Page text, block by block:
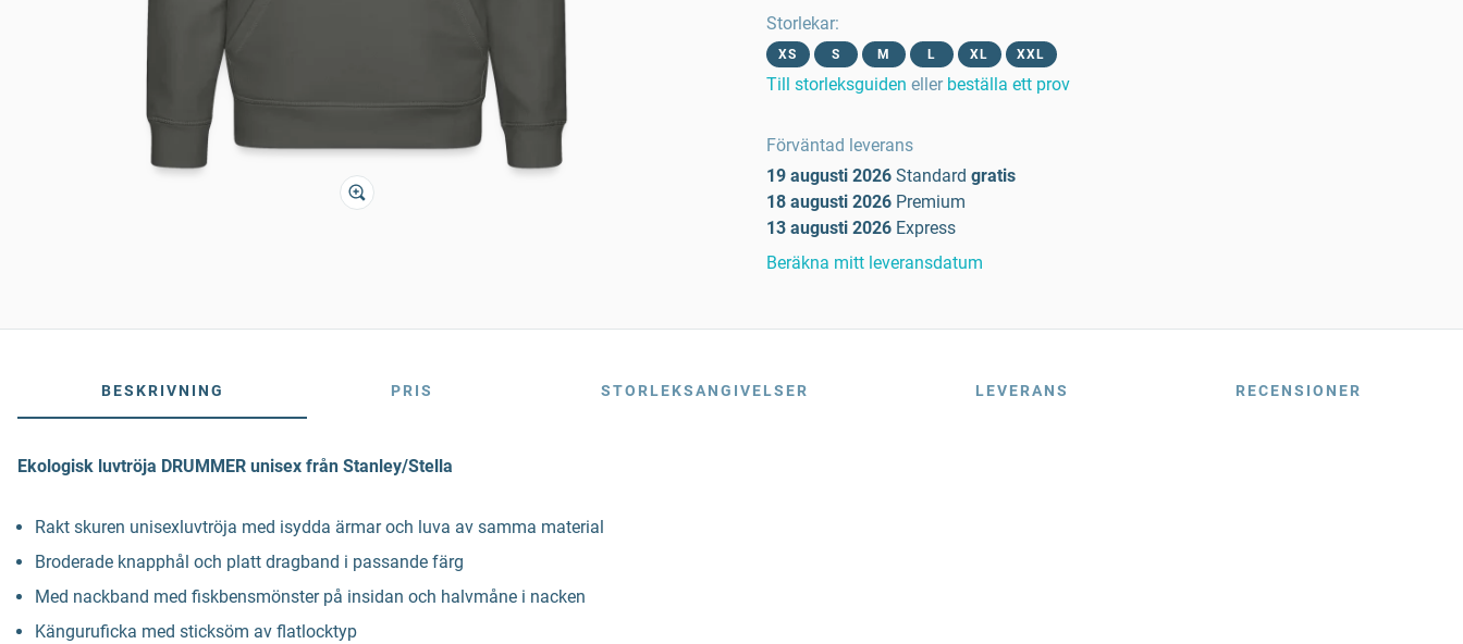
Storlekar:
XS S M L XL XXL
Till storleksguiden eller beställa ett prov
Förväntad leverans
19 augusti 2026 Standard gratis
18 augusti 2026 Premium
13 augusti 2026 Express
Beräkna mitt leveransdatum
BESKRIVNING PRIS STORLEKSANGIVELSER LEVERANS RECENSIONER
Ekologisk luvtröja DRUMMER unisex från Stanley/Stella
Rakt skuren unisexluvtröja med isydda ärmar och luva av samma material
Broderade knapphål och platt dragband i passande färg
Med nackband med fiskbensmönster på insidan och halvmåne i nacken
Känguruficka med sticksöm av flatlocktyp